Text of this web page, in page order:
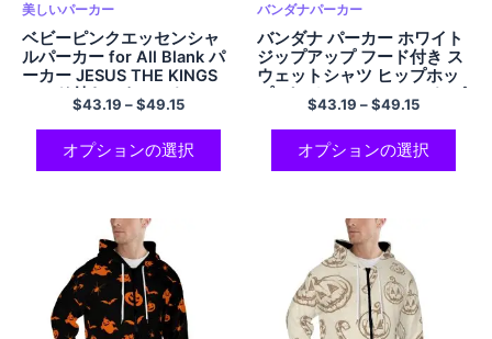
美しいパーカー
ベビーピンクエッセンシャ
ルパーカー for All Blank パ
ーカー JESUS THE KINGS
フード付きスウェットシャ
ツ コージーコンフォートポ
リエステルジップアップパ
ーカー ストリートパーカー
$43.19 –$49.15
オプションの選択
バンダナパーカー
バンダナ パーカー ホワイト
ジップアップ フード付き ス
ウェットシャツ ヒップホッ
プ パーカー コンフォート ポ
リエステル パーカー ポケッ
ト付き
$43.19 –$49.15
オプションの選択